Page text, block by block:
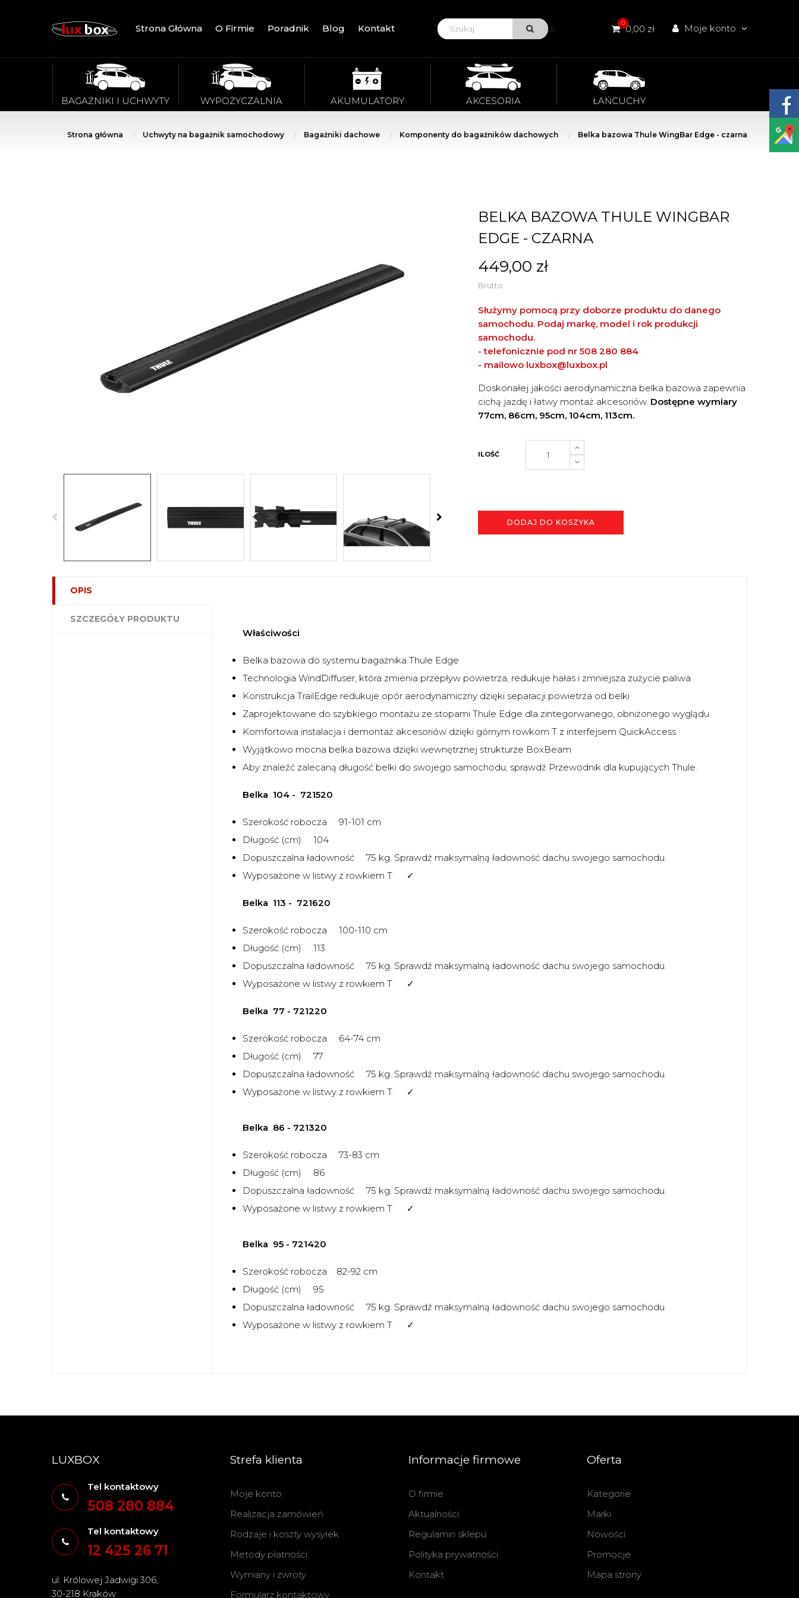
Strona Główna O Firmie Poradnik Blog Kontakt VIEW ALL 00,00 zł Moje konto
BAGAŻNIKI I UCHWYTY WYPOŻYCZALNIA AKUMULATORY AKCESORIA ŁAŃCUCHY
Strona główna Uchwyty na bagażnik samochodowy Bagażniki dachowe Komponenty do bagażników dachowych Belka bazowa Thule WingBar Edge - czarna
BELKA BAZOWA THULE WINGBAR
EDGE - CZARNA
449,00 zł
Brutto
Służymy pomocą przy doborze produktu do danego
samochodu. Podaj markę, model i rok produkcji
samochodu.
- telefonicznie pod nr 508 280 884
- mailowo luxbox@luxbox.pl
Doskonałej jakości aerodynamiczna belka bazowa zapewnia
cichą jazdę i łatwy montaż akcesoriów. Dostępne wymiary
77cm, 86cm, 95cm, 104cm, 113cm.
ILOŚĆ
DODAJ DO KOSZYKA
OPIS
SZCZEGÓŁY PRODUKTU
Właściwości
Belka bazowa do systemu bagażnika Thule Edge
Technologia WindDiffuser, która zmienia przepływ powietrza, redukuje hałas i zmniejsza zużycie paliwa
Konstrukcja TrailEdge redukuje opór aerodynamiczny dzięki separacji powietrza od belki
Zaprojektowane do szybkiego montażu ze stopami Thule Edge dla zintegorwanego, obniżonego wyglądu
Komfortowa instalacja i demontaż akcesoriów dzięki górnym rowkom T z interfejsem QuickAccess
Wyjątkowo mocna belka bazowa dzięki wewnętrznej strukturze BoxBeam
Aby znaleźć zalecaną długość belki do swojego samochodu, sprawdź Przewodnik dla kupujących Thule.
Belka 104 - 721520
Szerokość robocza 91-101 cm
Długość (cm) 104
Dopuszczalna ładowność 75 kg. Sprawdź maksymalną ładowność dachu swojego samochodu.
Wyposażone w listwy z rowkiem T ✓
Belka 113 - 721620
Szerokość robocza 100-110 cm
Długość (cm) 113
Dopuszczalna ładowność 75 kg. Sprawdź maksymalną ładowność dachu swojego samochodu.
Wyposażone w listwy z rowkiem T ✓
Belka 77 - 721220
Szerokość robocza 64-74 cm
Długość (cm) 77
Dopuszczalna ładowność 75 kg. Sprawdź maksymalną ładowność dachu swojego samochodu.
Wyposażone w listwy z rowkiem T ✓
Belka 86 - 721320
Szerokość robocza 73-83 cm
Długość (cm) 86
Dopuszczalna ładowność 75 kg. Sprawdź maksymalną ładowność dachu swojego samochodu.
Wyposażone w listwy z rowkiem T ✓
Belka 95 - 721420
Szerokość robocza 82-92 cm
Długość (cm) 95
Dopuszczalna ładowność 75 kg. Sprawdź maksymalną ładowność dachu swojego samochodu.
Wyposażone w listwy z rowkiem T ✓
LUXBOX
Tel kontaktowy
508 280 884
Tel kontaktowy
12 425 26 71
ul. Królowej Jadwigi 306,
30-218 Kraków
Strefa klienta
Moje konto
Realizacja zamówień
Rodzaje i koszty wysyłek
Metody płatności
Wymiany i zwroty
Formularz kontaktowy
Informacje firmowe
O firmie
Aktualności
Regulamin sklepu
Polityka prywatności
Kontakt
Oferta
Kategorie
Marki
Nowości
Promocje
Mapa strony